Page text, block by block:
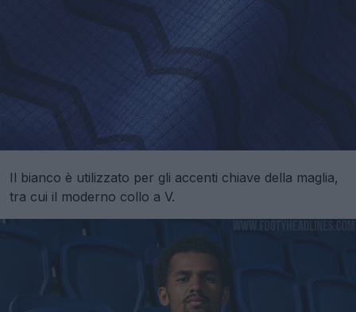
Il bianco è utilizzato per gli accenti chiave della maglia,
tra cui il moderno collo a V.